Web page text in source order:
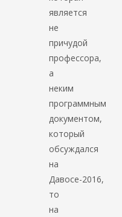
является
не
причудой
профессора,
а
неким
программным
документом,
который
обсуждался
на
Давосе-2016,
то
на